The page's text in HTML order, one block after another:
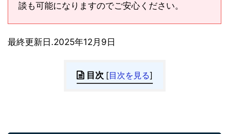
談も可能になりますのでご安心ください。
最終更新日.2025年12月9日
目次 [目次を見る]